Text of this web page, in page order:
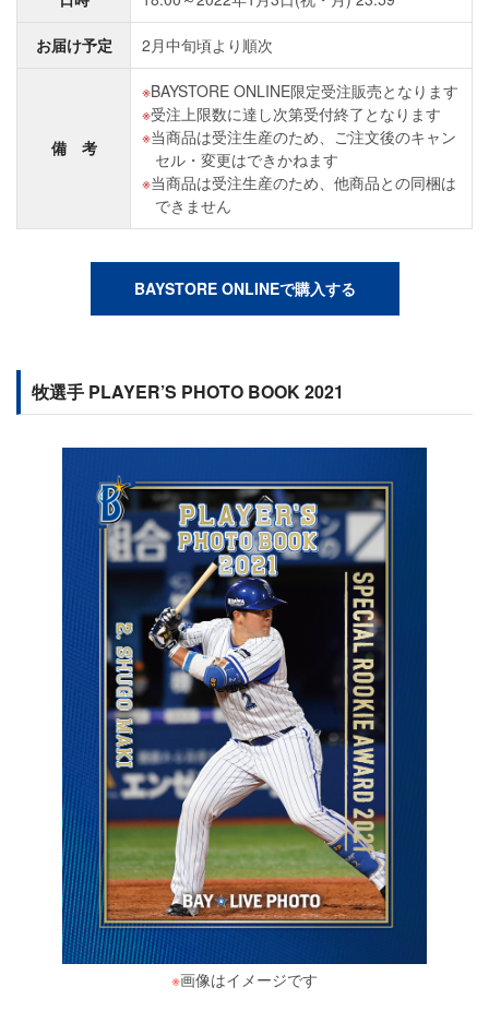
お届け予定 2月中旬頃より順次
備 考
BAYSTORE ONLINE限定受注販売となります
受注上限数に達し次第受付終了となります
当商品は受注生産のため、ご注文後のキャン
セル・変更はできかねます
当商品は受注生産のため、他商品との同梱は
できません
BAYSTORE ONLINEで購入する
牧選手 PLAYER’S PHOTO BOOK 2021
※画像はイメージです